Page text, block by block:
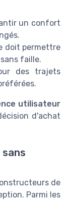
un confort
doit permettre
faille.
des trajets
utilisateur
d'achat
de
Parmi les